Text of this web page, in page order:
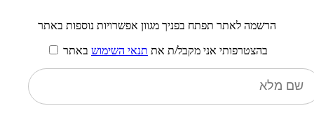
הרשמה לאתר תפתח בפניך מגוון אפשרויות נוספות באתר
בהצטרפותי אני מקבל/ת את תנאי השימוש באתר